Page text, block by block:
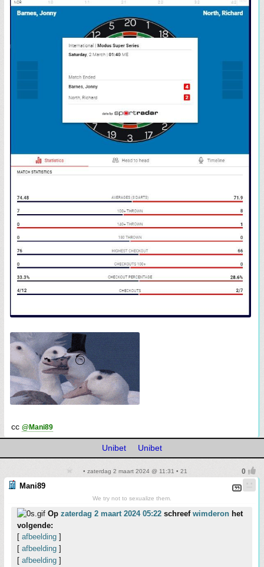
cc @Mani89
Unibet Unibet
• zaterdag 2 maart 2024 @ 11:31 • 21
Mani89
We try not to sexualize them.
Op zaterdag 2 maart 2024 05:22 schreef wimderon het
volgende:
[ afbeelding ]
[ afbeelding ]
[ afbeelding ]